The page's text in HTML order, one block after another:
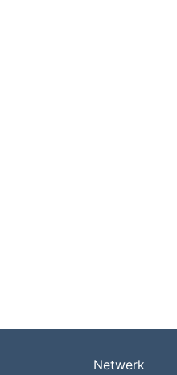
Netwerk